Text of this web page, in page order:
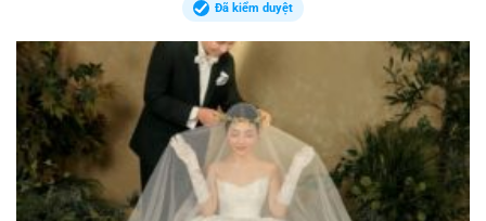
Đã kiểm duyệt